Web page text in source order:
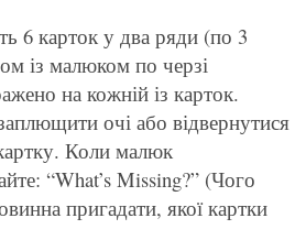
6 карток у два ряди (по 3
із малюком по черзі
на кожній із карток.
очі або відвернутися
Коли малюк
“What’s Missing?” (Чого
пригадати, якої картки